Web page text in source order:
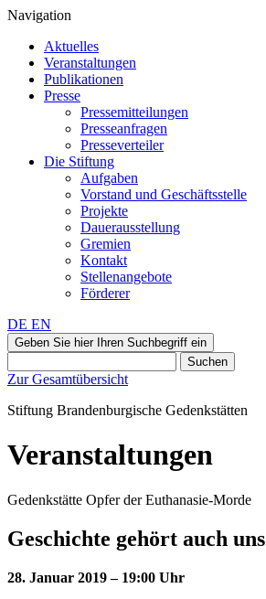
Navigation
Aktuelles
Veranstaltungen
Publikationen
Presse
Pressemitteilungen
Presseanfragen
Presseverteiler
Die Stiftung
Aufgaben
Vorstand und Geschäftsstelle
Projekte
Dauerausstellung
Gremien
Kontakt
Stellenangebote
Förderer
DE EN
Geben Sie hier Ihren Suchbegriff ein
Suchen
Zur Gesamtübersicht
Stiftung Brandenburgische Gedenkstätten
Veranstaltungen
Gedenkstätte Opfer der Euthanasie-Morde
Geschichte gehört auch uns
28. Januar 2019 – 19:00 Uhr